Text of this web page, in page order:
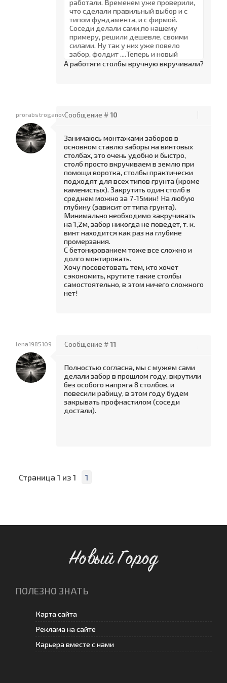
работали. Временем уже проверили,
что сделали правильный выбор и с
типом фундамента, и с фирмой.
Соседи делали сами,по нашему
примеру, решили дешевле, своими
силами. Ну так у них уже повело
забор, фолдит ....Теперь и новый
делать им-дорого, и старый
А работяги столбы вручную вкручивали?
prorabstroganovСообщение #10
Занимаюсь монтажами заборов в
основном ставлю заборы на винтовых
столбах, это очень удобно и быстро,
столб просто вкручиваем в землю при
помощи воротка, столбы практически
подходят для всех типов грунта (кроме
каменистых). Закрутить один столб в
среднем можно за 7-15мин! На любую
глубину (зависит от типа грунта).
Минимально необходимо закручивать
на 1,2м, забор никогда не поведет, т. к.
винт находится как раз на глубине
промерзания.
С бетонированием тоже все сложно и
долго монтировать.
Хочу посоветовать тем, кто хочет
сэкономить, крутите такие столбы
самостоятельно, в этом ничего сложного
нет!
lena1985109 Сообщение #11
Полностью согласна, мы с мужем сами
делали забор в прошлом году, вкрутили
без особого напряга 8 столбов, и
повесили рабицу, в этом году будем
закрывать профнастилом (соседи
достали).
Страница 1 из 1 1
Новый Город
ПОЛЕЗНО ЗНАТЬ
Карта сайта
Реклама на сайте
Карьера вместе с нами